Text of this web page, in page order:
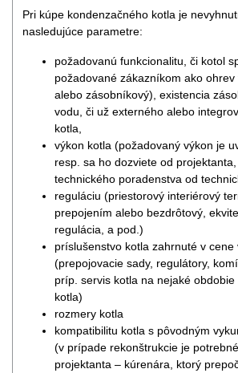
Pri kúpe kondenzačného kotla je
nasledujúce parametre:
požadovanú funkcionalitu, či kotol
požadované zákazníkom ako
alebo zásobníkový), existencia
vodu, či už externého alebo
kotla,
výkon kotla (požadovaný výkon je
resp. sa ho dozviete od
technického poradenstva od
reguláciu (priestorový interiérový
prepojením alebo bezdrôtový,
regulácia, a pod.)
príslušenstvo kotla zahrnuté v cene
(prepojovacie sady, regulátory,
príp. servis kotla na nejaké
kotla)
rozmery kotla
kompatibilitu kotla s pôvodným
(v prípade rekonštrukcie je
projektanta – kúrenára, ktorý